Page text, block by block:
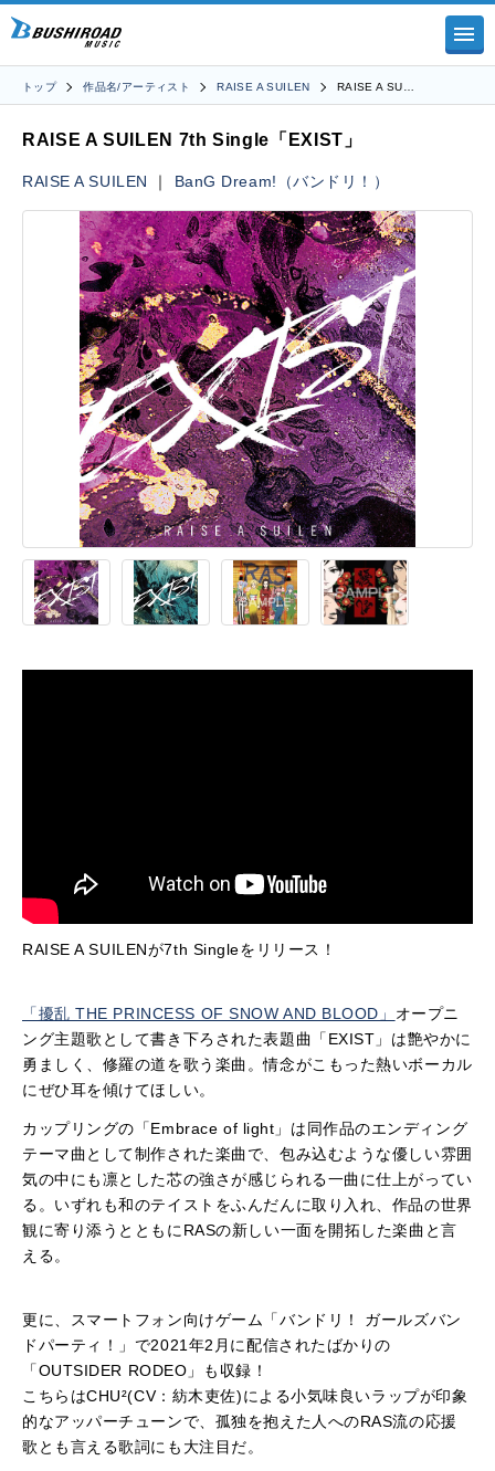
トップ 作品名/アーティスト RAISE A SUILEN RAISE A SU…
RAISE A SUILEN 7th Single「EXIST」
RAISE A SUILEN ｜ BanG Dream!（バンドリ！）
RAISE A SUILENが7th Singleをリリース！
「擾乱 THE PRINCESS OF SNOW AND BLOOD」 オープニ
ング主題歌として書き下ろされた表題曲「EXIST」は艶やかに
勇ましく、修羅の道を歌う楽曲。情念がこもった熱いボーカル
にぜひ耳を傾けてほしい。
カップリングの「Embrace of light」は同作品のエンディング
テーマ曲として制作された楽曲で、包み込むような優しい雰囲
気の中にも凛とした芯の強さが感じられる一曲に仕上がってい
る。いずれも和のテイストをふんだんに取り入れ、作品の世界
観に寄り添うとともにRASの新しい一面を開拓した楽曲と言
える。
更に、スマートフォン向けゲーム「バンドリ！ ガールズバン
ドパーティ！」で2021年2月に配信されたばかりの
「OUTSIDER RODEO」も収録！
こちらはCHU²(CV：紡木吏佐)による小気味良いラップが印象
的なアッパーチューンで、孤独を抱えた人へのRAS流の応援
歌とも言える歌詞にも大注目だ。